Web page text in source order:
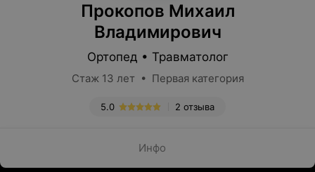
Прокопов Михаил
Владимирович
Ортопед • Травматолог
Стаж 13 лет • Первая категория
2 отзыва
5.0
Инфо